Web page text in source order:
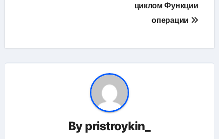
циклом Функции
операции
By pristroykin_